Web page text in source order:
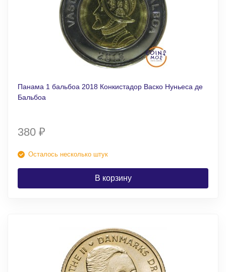
Панама 1 бальбоа 2018 Конкистадор Васко Нуньеса де
Бальбоа
380 ₽
Осталось несколько штук
В корзину